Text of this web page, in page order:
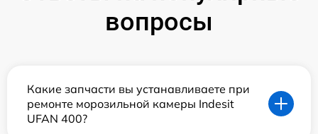
вопросы
Какие запчасти вы устанавливаете при
ремонте морозильной камеры Indesit
UFAN 400?